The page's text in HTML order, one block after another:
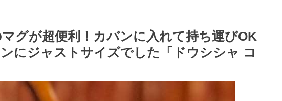
グが超便利！カバンに入れて持ち運びOK
にジャストサイズでした「ドウシシャ コ